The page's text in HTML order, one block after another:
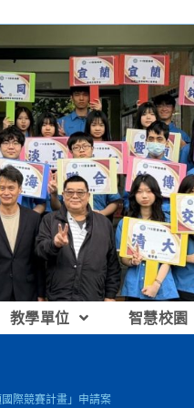
教學單位 智慧校園
際競賽計畫」申請案